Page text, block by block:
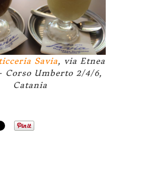
Savia, via Etnea
Corso Umberto 2/4/6,
Catania